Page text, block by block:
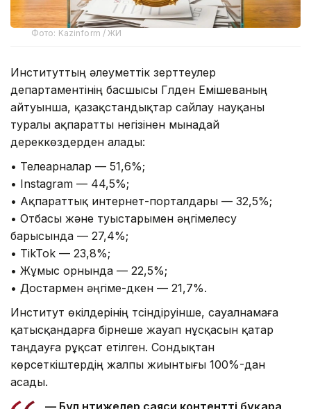
Фото: Kazinform / ЖИ
Институттың әлеуметтік зерттеулер
департаментінің басшысы Гүлден Емішеваның
айтуынша, қазақстандықтар сайлау науқаны
туралы ақпаратты негізінен мынадай
дереккөздерден алады:
• Телеарналар — 51,6%;
• Instagram — 44,5%;
• Ақпараттық интернет-порталдары — 32,5%;
• Отбасы және туыстарымен әңгімелесу
барысында — 27,4%;
• TikTok — 23,8%;
• Жұмыс орнында — 22,5%;
• Достармен әңгіме-дүкен — 21,7%.
Институт өкілдерінің түсіндіруінше, сауалнамаға
қатысқандарға бірнеше жауап нұсқасын қатар
таңдауға рұқсат етілген. Сондықтан
көрсеткіштердің жалпы жиынтығы 100%-дан
асады.
— Бұл нәтижелер саяси контентті бұқара,